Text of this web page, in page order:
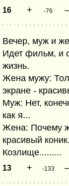
16 + -76 –
Вечер, муж и
Идет фильм, и
жизнь.
Жена мужу:
экране -
Муж: Нет,
как я...
Жена: Почему
красивый
Козлище.........
13 + -133 –